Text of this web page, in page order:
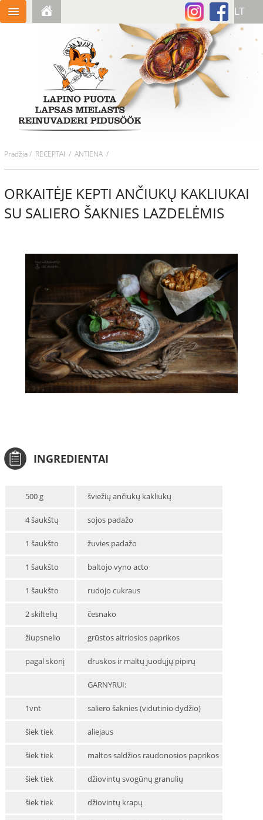
Pradžia/ RECEPTAI / ANTIENA /
ORKAITĖJE KEPTI ANČIUKŲ KAKLIUKAI
SU SALIERO ŠAKNIES LAZDELĖMIS
INGREDIENTAI
500 g šviežių ančiukų kakliukų
4 šaukštų sojos padažo
1 šaukšto žuvies padažo
1 šaukšto baltojo vyno acto
1 šaukšto rudojo cukraus
2 skiltelių česnako
žiupsnelio grūstos aitriosios paprikos
pagal skonį druskos ir maltų juodųjų pipirų
GARNYRUI:
1vnt saliero šaknies (vidutinio dydžio)
šiek tiek aliejaus
šiek tiek maltos saldžios raudonosios paprikos
šiek tiek džiovintų svogūnų granulių
šiek tiek džiovintų krapų